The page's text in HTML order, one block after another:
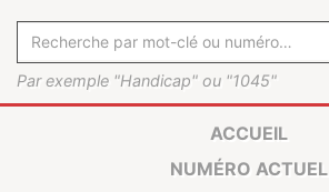
Par exemple "Handicap" ou "1045"
ACCUEIL
NUMÉRO ACTUEL